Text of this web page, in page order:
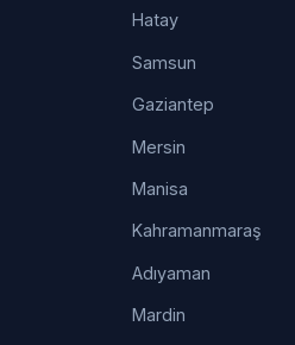
Hatay
Samsun
Gaziantep
Mersin
Manisa
Kahramanmaraş
Adıyaman
Mardin